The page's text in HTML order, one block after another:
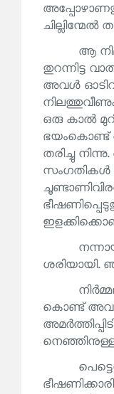
ചില്ലിന്മേൽ
ആ
തുറന്നിട്ട
അവൾ
ഒരു കാൽ
ഭയംകൊണ്ട്
തരിച്ചു
സംഗതികൾ
ശരിയായി.
കൊണ്ട്